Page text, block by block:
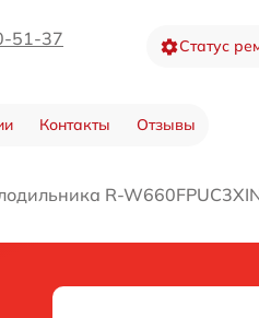
51-37 Статус
Контакты Отзывы
R-